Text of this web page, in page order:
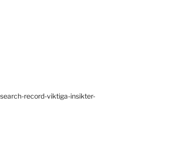
record-viktiga-insikter-